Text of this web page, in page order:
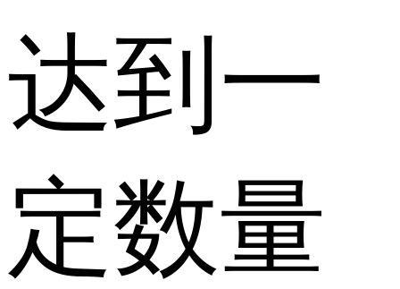
达到一
定数量